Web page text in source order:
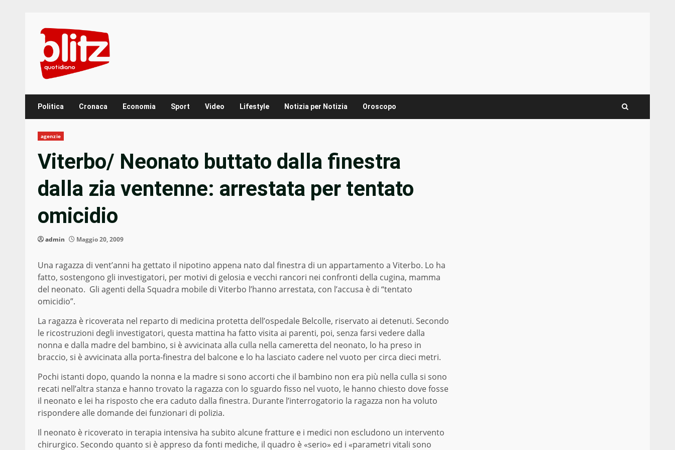
content
Politica Cronaca Economia Sport Video Lifestyle Notizia per Notizia Oroscopo
agenzie
Viterbo/ Neonato buttato dalla finestra
dalla zia ventenne: arrestata per tentato
omicidio
admin Maggio 20, 2009
Una ragazza di vent’anni ha gettato il nipotino appena nato dal finestra di un appartamento a Viterbo. Lo ha
fatto, sostengono gli investigatori, per motivi di gelosia e vecchi rancori nei confronti della cugina, mamma
del neonato. Gli agenti della Squadra mobile di Viterbo l’hanno arrestata, con l’accusa è di “tentato
omicidio”.
La ragazza è ricoverata nel reparto di medicina protetta dell’ospedale Belcolle, riservato ai detenuti. Secondo
le ricostruzioni degli investigatori, questa mattina ha fatto visita ai parenti, poi, senza farsi vedere dalla
nonna e dalla madre del bambino, si è avvicinata alla culla nella cameretta del neonato, lo ha preso in
braccio, si è avvicinata alla porta-finestra del balcone e lo ha lasciato cadere nel vuoto per circa dieci metri.
Pochi istanti dopo, quando la nonna e la madre si sono accorti che il bambino non era più nella culla si sono
recati nell’altra stanza e hanno trovato la ragazza con lo sguardo fisso nel vuoto, le hanno chiesto dove fosse
il neonato e lei ha risposto che era caduto dalla finestra. Durante l’interrogatorio la ragazza non ha voluto
rispondere alle domande dei funzionari di polizia.
Il neonato è ricoverato in terapia intensiva ha subito alcune fratture e i medici non escludono un intervento
chirurgico. Secondo quanto si è appreso da fonti mediche, il quadro è «serio» ed i «parametri vitali sono